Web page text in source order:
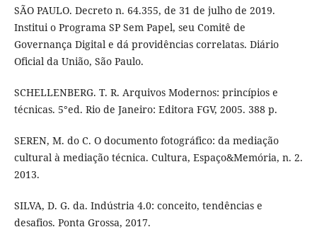
SÃO PAULO. Decreto n. 64.355, de 31 de julho de 2019.
Institui o Programa SP Sem Papel, seu Comitê de
Governança Digital e dá providências correlatas. Diário
Oficial da União, São Paulo.
SCHELLENBERG. T. R. Arquivos Modernos: princípios e
técnicas. 5°ed. Rio de Janeiro: Editora FGV, 2005. 388 p.
SEREN, M. do C. O documento fotográfico: da mediação
cultural à mediação técnica. Cultura, Espaço&Memória, n. 2.
2013.
SILVA, D. G. da. Indústria 4.0: conceito, tendências e
desafios. Ponta Grossa, 2017.